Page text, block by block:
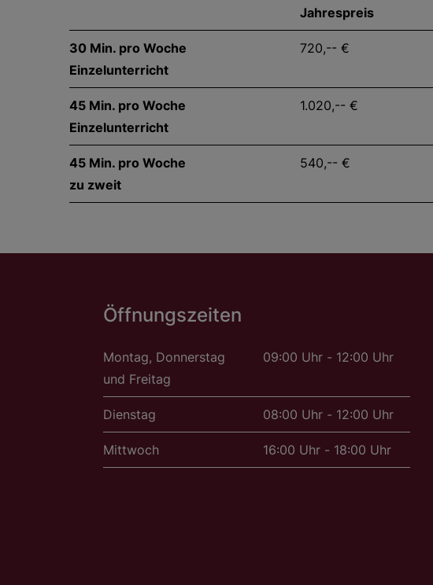
Jahrespreis
30 Min. pro Woche
Einzelunterricht
720,-- €
45 Min. pro Woche
Einzelunterricht
1.020,-- €
45 Min. pro Woche
zu zweit
540,-- €
Öffnungszeiten
Montag, Donnerstag
und Freitag
09:00 Uhr - 12:00 Uhr
Dienstag 08:00 Uhr - 12:00 Uhr
Mittwoch 16:00 Uhr - 18:00 Uhr